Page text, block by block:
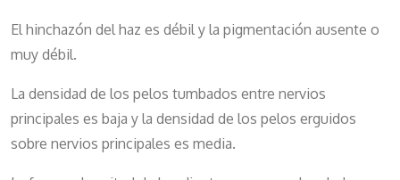
El hinchazón del haz es débil y la pigmentación ausente o
muy débil.
La densidad de los pelos tumbados entre nervios
principales es baja y la densidad de los pelos erguidos
sobre nervios principales es media.